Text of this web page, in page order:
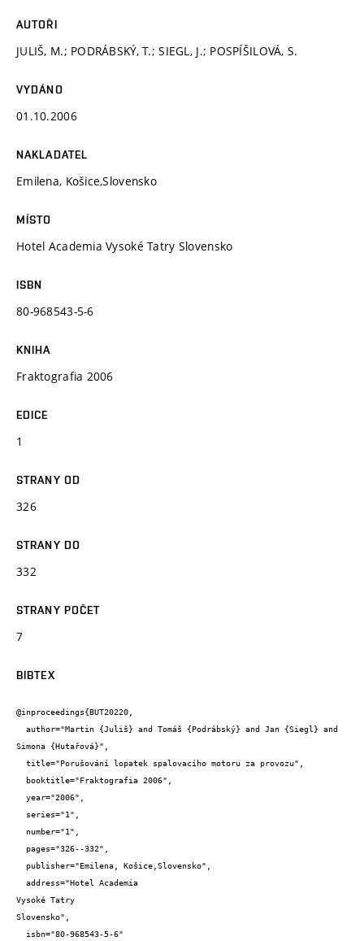
AUTOŘI
JULIŠ, M.; PODRÁBSKÝ, T.; SIEGL, J.; POSPÍŠILOVÁ, S.
VYDÁNO
01.10.2006
NAKLADATEL
Emilena, Košice,Slovensko
MÍSTO
Hotel Academia Vysoké Tatry Slovensko
ISBN
80-968543-5-6
KNIHA
Fraktografia 2006
EDICE
1
STRANY OD
326
STRANY DO
332
STRANY POČET
7
BIBTEX
@inproceedings{BUT20220,
Simona {Hutařová}",
Vysoké Tatry
Slovensko",